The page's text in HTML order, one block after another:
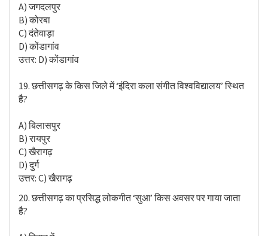
A) जगदलपुर
B) कोरबा
C) दंतेवाड़ा
D) कोंडागांव
उत्तर: D) कोंडागांव
19. छत्तीसगढ़ के किस जिले में ‘इंदिरा कला संगीत विश्वविद्यालय’ स्थित
है?
A) बिलासपुर
B) रायपुर
C) खैरागढ़
D) दुर्ग
उत्तर: C) खैरागढ़
20. छत्तीसगढ़ का प्रसिद्ध लोकगीत ‘सुआ’ किस अवसर पर गाया जाता
है?